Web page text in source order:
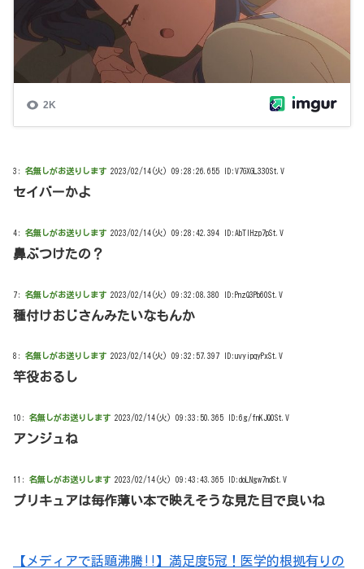
3: 名無しがお送りします 2023/02/14(火) 09:28:26.655 ID:V7GXGL330St.V
セイバーかよ
4: 名無しがお送りします 2023/02/14(火) 09:28:42.394 ID:AbTlHzp7pSt.V
鼻ぶつけたの？
7: 名無しがお送りします 2023/02/14(火) 09:32:08.380 ID:PnzQ3Pb60St.V
種付けおじさんみたいなもんか
8: 名無しがお送りします 2023/02/14(火) 09:32:57.397 ID:uvyipqyPxSt.V
竿役おるし
10: 名無しがお送りします 2023/02/14(火) 09:33:50.365 ID:6g/fnKJQ0St.V
アンジュね
11: 名無しがお送りします 2023/02/14(火) 09:43:43.365 ID:doLNgw7ndSt.V
プリキュアは毎作薄い本で映えそうな見た目で良いね
【メディアで話題沸騰!!】満足度5冠！医学的根拠有りの